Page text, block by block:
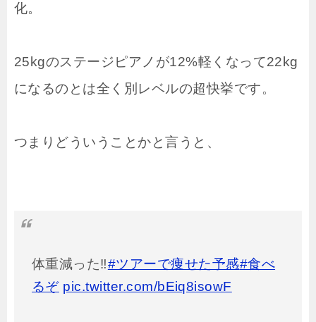
化。
25kgのステージピアノが12%軽くなって22kg
になるのとは全く別レベルの超快挙です。
つまりどういうことかと言うと、
体重減った‼︎#ツアーで痩せた予感#食べ
るぞ pic.twitter.com/bEiq8isowF